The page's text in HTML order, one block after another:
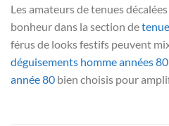
Les amateurs de tenues
bonheur dans la section de
férus de looks festifs peuvent
déguisements homme années 80
année 80 bien choisis pour